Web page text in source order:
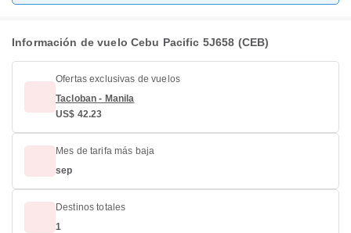
Información de vuelo Cebu Pacific 5J658 (CEB)
Ofertas exclusivas de vuelos
Tacloban - Manila
US$ 42.23
Mes de tarifa más baja
sep
Destinos totales
1